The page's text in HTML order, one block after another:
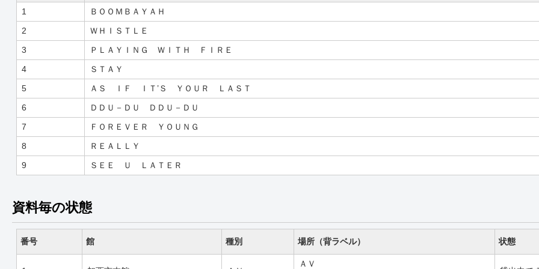
1
ＢＯＯＭＢＡＹＡＨ
2
ＷＨＩＳＴＬＥ
3
ＰＬＡＹＩＮＧ ＷＩＴＨ ＦＩＲＥ
4
ＳＴＡＹ
5
ＡＳ ＩＦ ＩＴ’Ｓ ＹＯＵＲ ＬＡＳＴ
6
ＤＤＵ－ＤＵ ＤＤＵ－ＤＵ
7
ＦＯＲＥＶＥＲ ＹＯＵＮＧ
8
ＲＥＡＬＬＹ
9
ＳＥＥ Ｕ ＬＡＴＥＲ
資料毎の状態
番号 館 種別 場所（背ラベル） 状態
ＡＶ